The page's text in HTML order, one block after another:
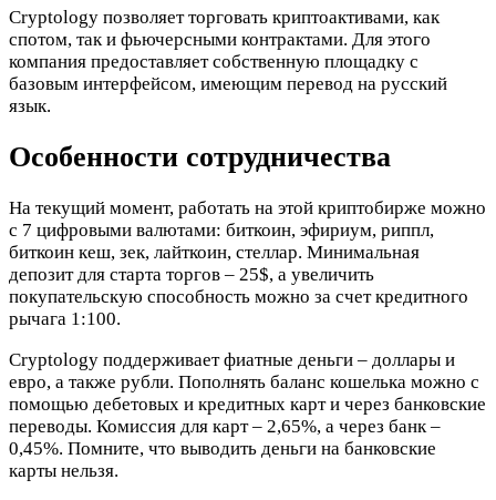
Cryptology позволяет торговать криптоактивами, как
спотом, так и фьючерсными контрактами. Для этого
компания предоставляет собственную площадку с
базовым интерфейсом, имеющим перевод на русский
язык.
Особенности сотрудничества
На текущий момент, работать на этой криптобирже можно
с 7 цифровыми валютами: биткоин, эфириум, риппл,
биткоин кеш, зек, лайткоин, стеллар. Минимальная
депозит для старта торгов – 25$, а увеличить
покупательскую способность можно за счет кредитного
рычага 1:100.
Cryptology поддерживает фиатные деньги – доллары и
евро, а также рубли. Пополнять баланс кошелька можно с
помощью дебетовых и кредитных карт и через банковские
переводы. Комиссия для карт – 2,65%, а через банк –
0,45%. Помните, что выводить деньги на банковские
карты нельзя.